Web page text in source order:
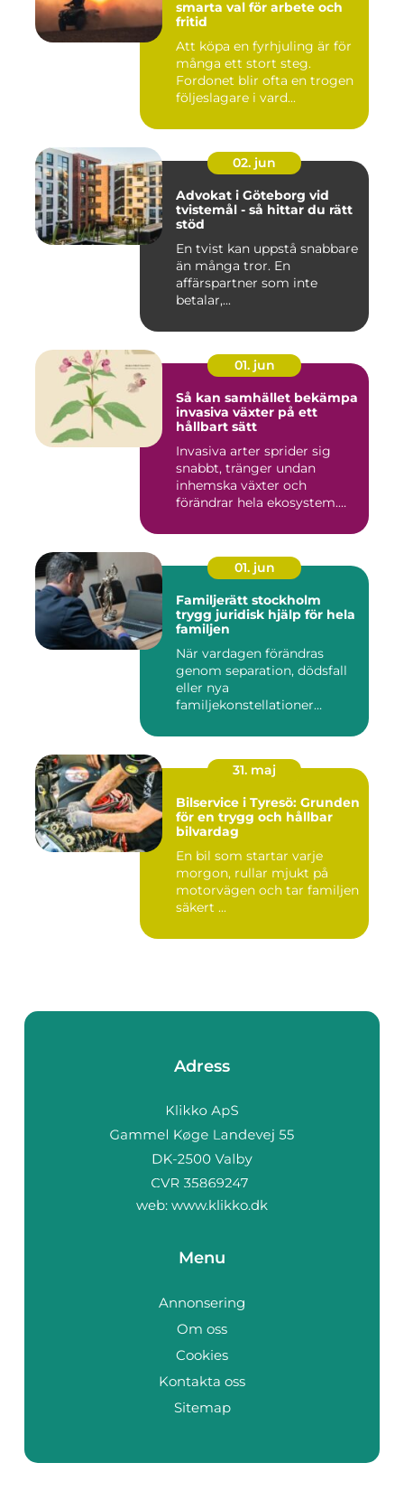
smarta val för arbete och
fritid
Att köpa en fyrhjuling är för
många ett stort steg.
Fordonet blir ofta en trogen
följeslagare i vard...
02. jun
Advokat i Göteborg vid
tvistemål - så hittar du rätt
stöd
En tvist kan uppstå snabbare
än många tror. En
affärspartner som inte
betalar,...
01. jun
Så kan samhället bekämpa
invasiva växter på ett
hållbart sätt
Invasiva arter sprider sig
snabbt, tränger undan
inhemska växter och
förändrar hela ekosystem.
01. jun
Familjerätt stockholm
trygg juridisk hjälp för hela
familjen
När vardagen förändras
genom separation, dödsfall
eller nya
familjekonstellationer
31. maj
Bilservice i Tyresö: Grunden
för en trygg och hållbar
bilvardag
En bil som startar varje
morgon, rullar mjukt på
motorvägen och tar familjen
säkert ...
Adress
web: www.klikko.dk
Menu
Annonsering
Om oss
Cookies
Kontakta oss
Sitemap